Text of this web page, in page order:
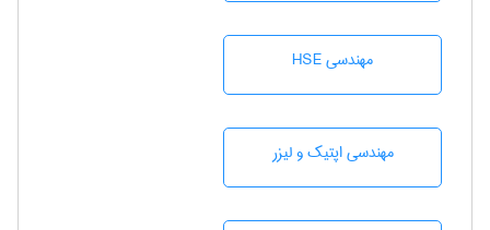
مهندسی HSE
مهندسی اپتیک و لیزر